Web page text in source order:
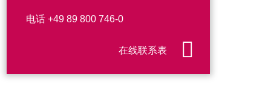
电话+49 89 800 746-0
在线联系表